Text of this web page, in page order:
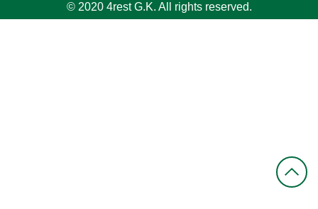
© 2020 4rest G.K. All rights reserved.